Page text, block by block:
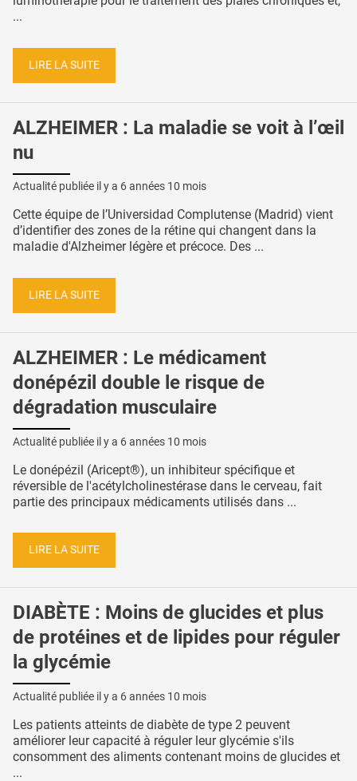
...
LIRE LA SUITE
ALZHEIMER : La maladie se voit à l’œil
nu
Actualité publiée il y a 6 années 10 mois
Cette équipe de l’Universidad Complutense (Madrid) vient
d’identifier des zones de la rétine qui changent dans la
maladie d'Alzheimer légère et précoce. Des ...
LIRE LA SUITE
ALZHEIMER : Le médicament
donépézil double le risque de
dégradation musculaire
Actualité publiée il y a 6 années 10 mois
Le donépézil (Aricept®), un inhibiteur spécifique et
réversible de l'acétylcholinestérase dans le cerveau, fait
partie des principaux médicaments utilisés dans ...
LIRE LA SUITE
DIABÈTE : Moins de glucides et plus
de protéines et de lipides pour réguler
la glycémie
Actualité publiée il y a 6 années 10 mois
Les patients atteints de diabète de type 2 peuvent
améliorer leur capacité à réguler leur glycémie s'ils
consomment des aliments contenant moins de glucides et
...